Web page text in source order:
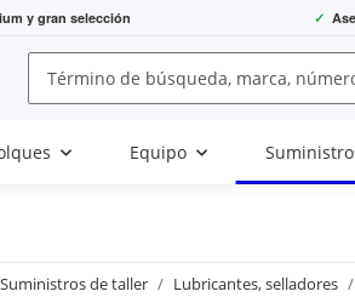
y gran selección ✓
Equipo
Suministros de taller Lubricantes, selladores